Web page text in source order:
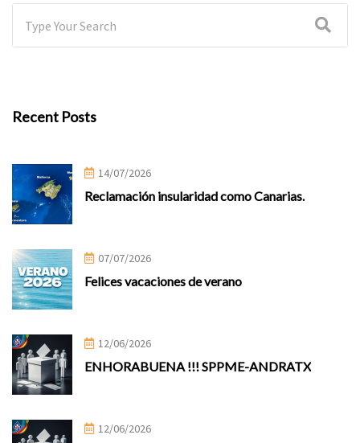
Recent Posts
14/07/2026
Reclamación insularidad como Canarias.
07/07/2026
Felices vacaciones de verano
12/06/2026
ENHORABUENA !!! SPPME-ANDRATX
12/06/2026